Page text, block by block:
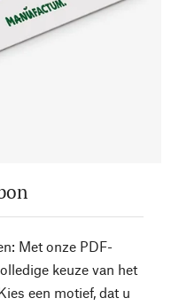
Met onze PDF-
keuze van het
een motief, dat u